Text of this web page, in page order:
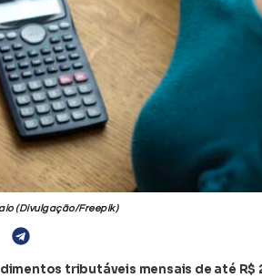
(Divulgação/Freepik)
tributáveis mensais de até R$